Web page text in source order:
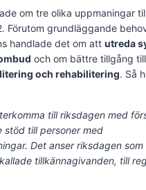
om tre olika uppmaningar
Förutom grundläggande
handlade det om att utreda
och om bättre tillgång till
och rehabilitering. Så
till riksdagen med
stöd till personer med
Det anser riksdagen
tillkännagivanden, till